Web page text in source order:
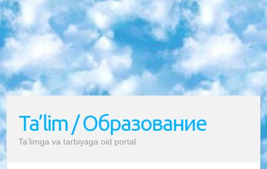
Ta’lim / Образование
Ta’limga va tarbiyaga oid portal